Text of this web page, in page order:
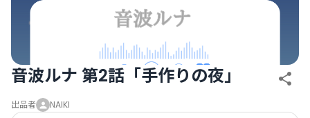
音波ルナ 第2話「手作りの夜」
出品者 NAIKI